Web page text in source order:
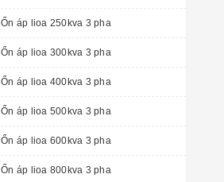
Ổn áp lioa 250kva 3 pha
Ổn áp lioa 300kva 3 pha
Ổn áp lioa 400kva 3 pha
Ổn áp lioa 500kva 3 pha
Ổn áp lioa 600kva 3 pha
Ổn áp lioa 800kva 3 pha